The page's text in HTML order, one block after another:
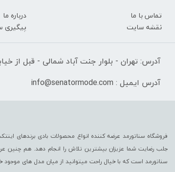
تماس با ما درباره ما
نقشه سایت
پیگیری
آدرس: تهران - بلوار جنت آباد شمالی - قبل از
آدرس ایمیل : info@senatormode.com
فروشگاه سناتورمد عرضه کننده انواع محصولات بادی برندهای
جلب رضایت شما عزیزان بیشترین تلاش را انجام دهد. هم چنین
سناتورمد است که با خیال راحت میتوانید از میان مدل های